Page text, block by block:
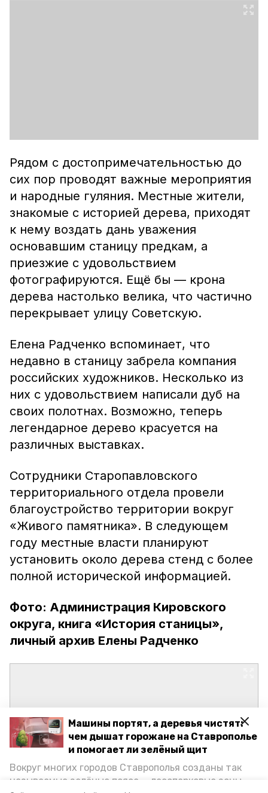
Машины портят, а деревья чистят:
чем дышат горожане на Ставрополье
и помогает ли зелёный щит
Вокруг многих городов Ставрополья созданы так
называемые зелёные пояса — лесопарковые зоны,
Рядом с достопримечательностью до
сих пор проводят важные мероприятия
и народные гуляния. Местные жители,
знакомые с историей дерева, приходят
к нему воздать дань уважения
основавшим станицу предкам, а
приезжие с удовольствием
фотографируются. Ещё бы — крона
дерева настолько велика, что частично
перекрывает улицу Советскую.
Елена Радченко вспоминает, что
недавно в станицу забрела компания
российских художников. Несколько из
них с удовольствием написали дуб на
своих полотнах. Возможно, теперь
легендарное дерево красуется на
различных выставках.
Сотрудники Старопавловского
территориального отдела провели
благоустройство территории вокруг
«Живого памятника». В следующем
году местные власти планируют
установить около дерева стенд с более
полной исторической информацией.
Фото: Администрация Кировского
округа, книга «История станицы»,
личный архив Елены Радченко